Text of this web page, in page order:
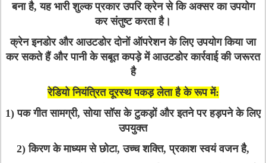
बना है, यह भारी शुल्क प्रकार उपरि क्रेन से कि अक्सर का उपयोग
कर संतुष्ट करता है।
क्रेन इनडोर और आउटडोर दोनों ऑपरेशन के लिए उपयोग किया जा
कर सकते हैं और पानी के सबूत कपड़े में आउटडोर कार्रवाई की जरूरत
है
रेडियो नियंत्रित दूरस्थ पकड़ लेता है के रूप में:
1) पक गीत सामग्री, सोया सॉस के टुकड़ों और इतने पर हड़पने के लिए
उपयुक्त
2) किरण के माध्यम से छोटा, उच्च शक्ति, प्रकाश स्वयं वजन है,